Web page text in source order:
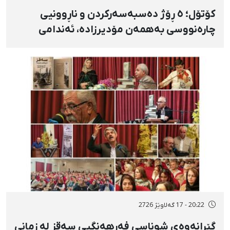
کۆتۆل؛ ٥ ڕۆژ دەسبەسەرکردن و ناڕوونیی
چارەنووسی بەهمەن مۆدیرزادە، ئەندامی
لە دژی لەسێدارەدان
20:22 - 17 گەلاوێژ 2726
گێڕانەوەی شوناسی فەرهەنگیی سەقز لە زمانی